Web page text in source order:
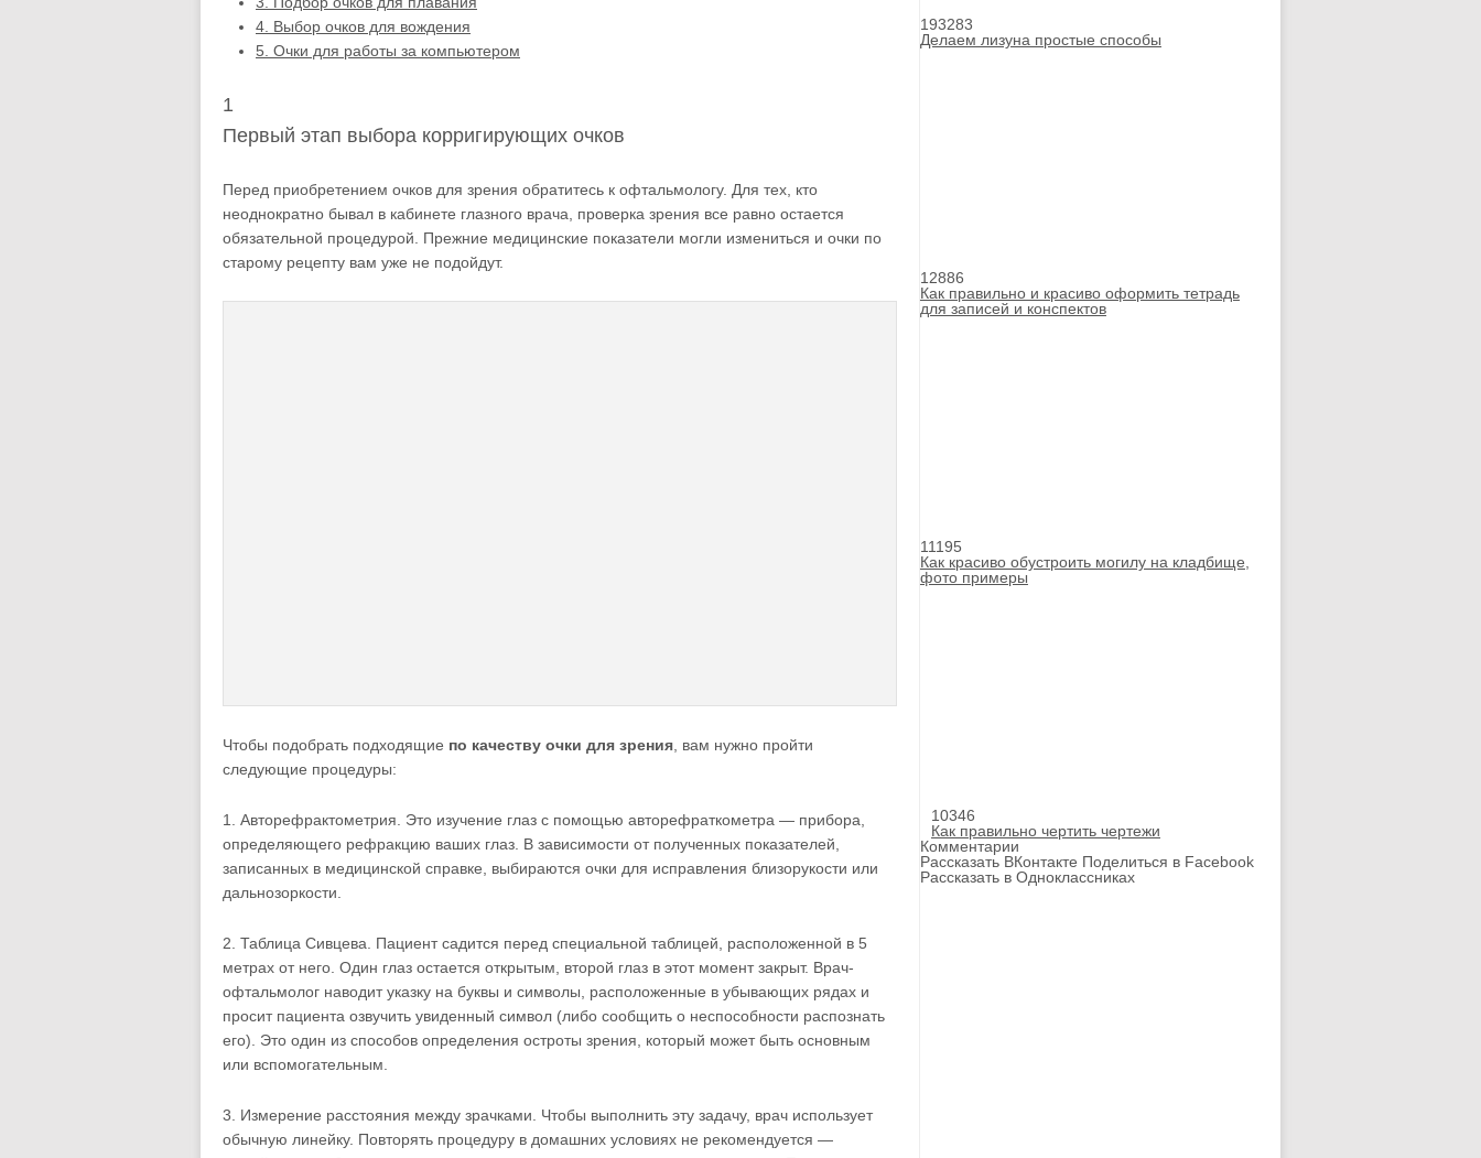
4. Выбор очков для вождения
5. Очки для работы за компьютером
1
Первый этап выбора корригирующих очков
Перед приобретением очков для зрения обратитесь к офтальмологу. Для тех, кто
неоднократно бывал в кабинете глазного врача, проверка зрения все равно остается
обязательной процедурой. Прежние медицинские показатели могли измениться и очки по
старому рецепту вам уже не подойдут.
Чтобы подобрать подходящие по качеству очки для зрения , вам нужно пройти
следующие процедуры:
1. Авторефрактометрия. Это изучение глаз с помощью авторефраткометра — прибора,
определяющего рефракцию ваших глаз. В зависимости от полученных показателей,
записанных в медицинской справке, выбираются очки для исправления близорукости или
дальнозоркости.
2. Таблица Сивцева. Пациент садится перед специальной таблицей, расположенной в 5
метрах от него. Один глаз остается открытым, второй глаз в этот момент закрыт. Врач-
офтальмолог наводит указку на буквы и символы, расположенные в убывающих рядах и
просит пациента озвучить увиденный символ (либо сообщить о неспособности распознать
его). Это один из способов определения остроты зрения, который может быть основным
или вспомогательным.
3. Измерение расстояния между зрачками. Чтобы выполнить эту задачу, врач использует
обычную линейку. Повторять процедуру в домашних условиях не рекомендуется —
193283
Делаем лизуна простые способы
12886
Как правильно и красиво оформить тетрадь
для записей и конспектов
11195
Как красиво обустроить могилу на кладбище,
фото примеры
10346
Как правильно чертить чертежи
Комментарии
Рассказать ВКонтакте Поделиться в Facebook
Рассказать в Одноклассниках